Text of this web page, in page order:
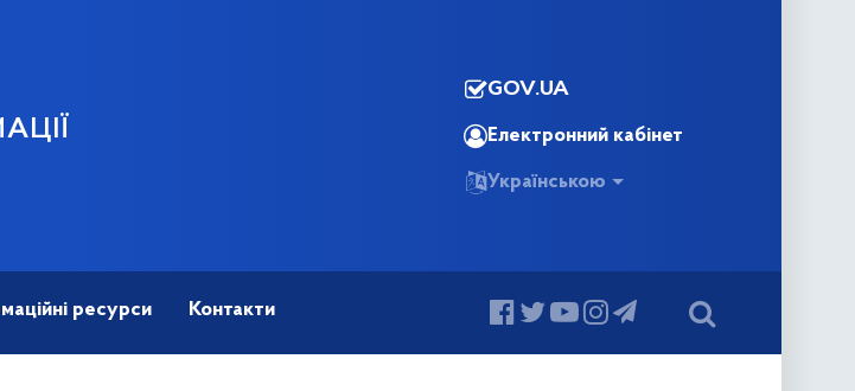
GOV.UA
Електронний кабінет
Українською
ресурси Контакти